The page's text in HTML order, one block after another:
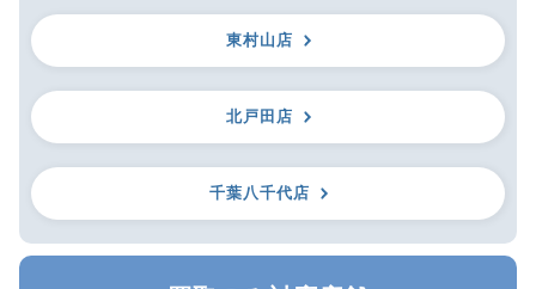
東村山店
北戸田店
千葉八千代店